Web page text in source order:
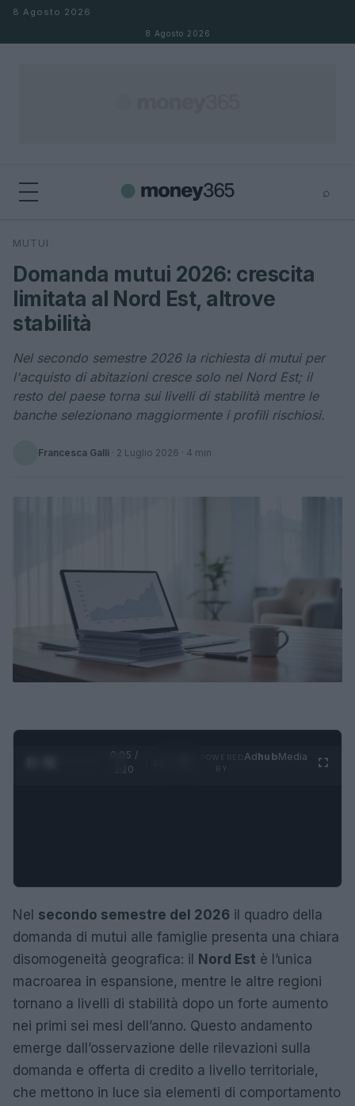
Salta al contenuto
8 Agosto 2026
8 Agosto 2026
⌕
Cerca
MUTUI
Domanda mutui 2026: crescita
limitata al Nord Est, altrove
stabilità
Nel secondo semestre 2026 la richiesta di mutui per
l'acquisto di abitazioni cresce solo nel Nord Est; il
resto del paese torna sui livelli di stabilità mentre le
banche selezionano maggiormente i profili rischiosi.
Francesca Galli · 2 Luglio 2026 · 4 min
0:05 /
1:20
AdhubMedia
Nel secondo semestre del 2026 il quadro della
domanda di mutui alle famiglie presenta una chiara
disomogeneità geografica: il
Nord Est è l’unica
macroarea in espansione, mentre le altre regioni
tornano a livelli di stabilità dopo un forte aumento
nei primi sei mesi dell’anno. Questo andamento
emerge dall’osservazione delle rilevazioni sulla
domanda e offerta di credito a livello territoriale,
che mettono in luce sia elementi di comportamento